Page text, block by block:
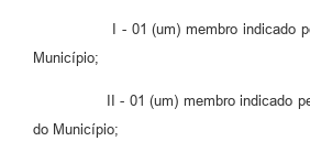
I - 01 (um) membro indicado pelo
Município;
II - 01 (um) membro indicado pelo
do Município;